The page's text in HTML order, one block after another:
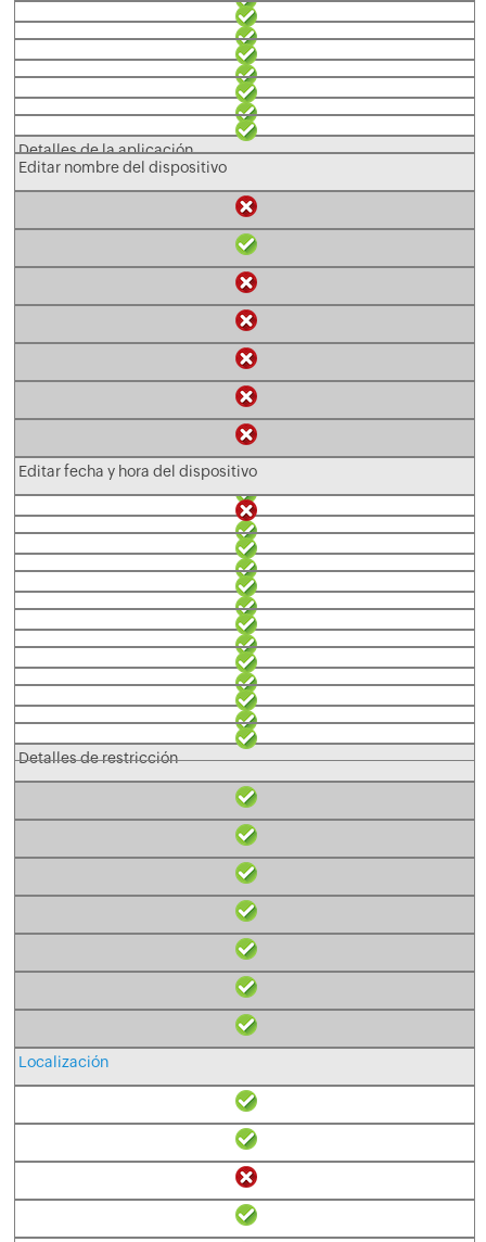
Detalles de la aplicación
*
Detalles del certificado
Detalles de restricción
Localización
Editar nombre del dispositivo
Editar fecha y hora del dispositivo